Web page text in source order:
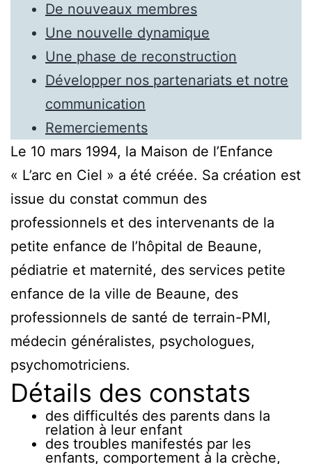
De nouveaux membres
Une nouvelle dynamique
Une phase de reconstruction
Développer nos partenariats et notre
communication
Remerciements
Le 10 mars 1994, la Maison de l’Enfance
« L’arc en Ciel » a été créée. Sa création est
issue du constat commun des
professionnels et des intervenants de la
petite enfance de l’hôpital de Beaune,
pédiatrie et maternité, des services petite
enfance de la ville de Beaune, des
professionnels de santé de terrain-PMI,
médecin généralistes, psychologues,
psychomotriciens.
Détails des constats
des difficultés des parents dans la
relation à leur enfant
des troubles manifestés par les
enfants, comportement à la crèche,